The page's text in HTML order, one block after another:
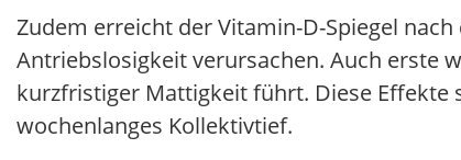
Zudem erreicht der Vitamin-D-Spiegel
Antriebslosigkeit verursachen. Auch erste
kurzfristiger Mattigkeit führt. Diese Effekte
wochenlanges Kollektivtief.